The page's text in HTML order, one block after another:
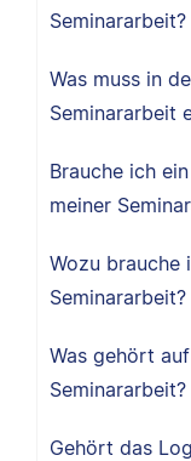
Seminararbeit?
Was muss in
Seminararbeit
Brauche ich
meiner
Wozu brauche
Seminararbeit?
Was gehört
Seminararbeit?
Gehört das